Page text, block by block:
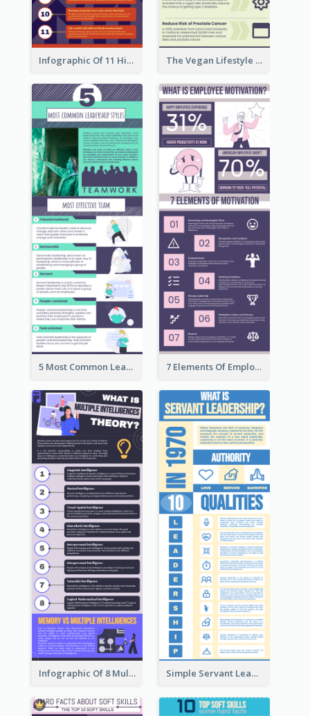
Infographic Of 11 Highlights From Berkshire Hathaway's Shareholder Meeting The Vegan Lifestyle Infographic
5 Most Common Leadership Styles Infographic 7 Elements Of Employee Motivation Infographic
Infographic Of 8 Multiple Intelligences You Need To Know Simple Servant Leadership Infographic Design Idea